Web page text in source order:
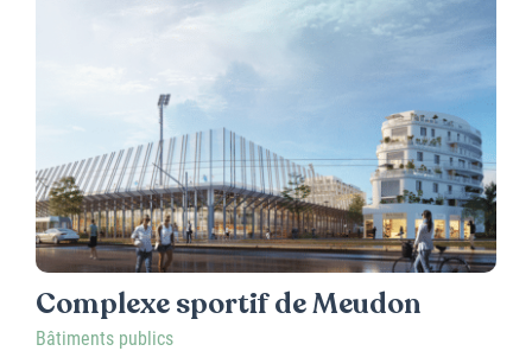
Complexe sportif de Meudon
Bâtiments publics